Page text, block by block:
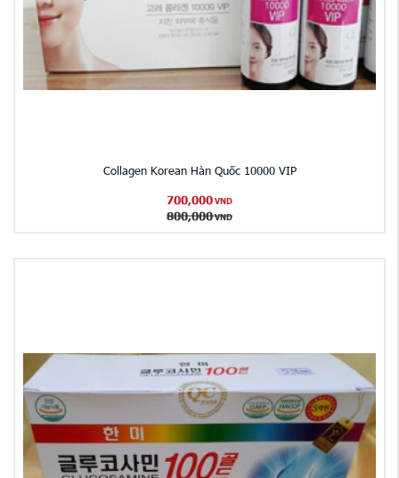
Collagen Korean Hàn Quốc 10000 VIP
700,000 VND
800,000 VND